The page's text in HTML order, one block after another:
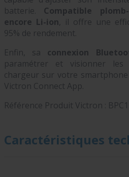
batterie. Compatible
encore Li-ion , il offre une
95% de rendement.
Enfin, sa connexion
paramétrer et visionner
chargeur sur votre
Victron Connect App.
Référence Produit Victron :
Caractéristiques